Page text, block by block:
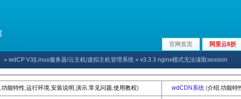
官网首页 阿里云8折
» wdCP V3|Linux服务器/云主机/虚拟主机管理系统 » v3.3.3 nginx模式无法读取session
,功能特性,运行环境,安装说明 ,演示,常见问题,使用教程) wdCDN系统 (介绍,功能特